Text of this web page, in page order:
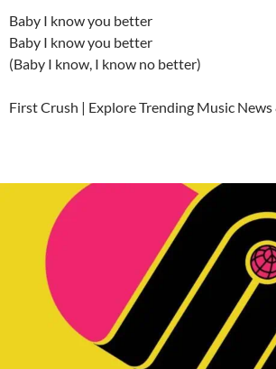
Baby I know you better
Baby I know you better
(Baby I know, I know no better)
First Crush | Explore Trending Music News